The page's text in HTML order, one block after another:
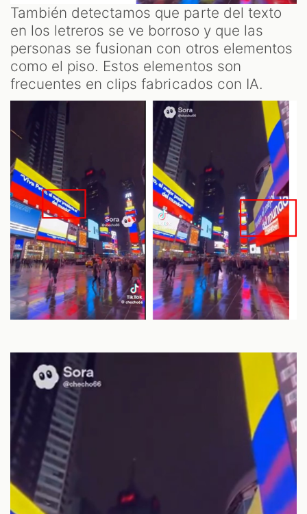
También detectamos que parte del texto
en los letreros se ve borroso y que las
personas se fusionan con otros elementos
como el piso. Estos elementos son
frecuentes en clips fabricados con IA.